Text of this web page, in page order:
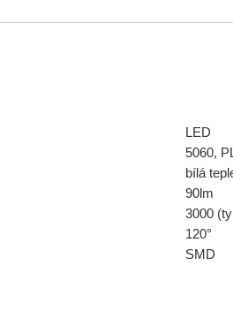
LED
5060,
bílá
90lm
3000
120°
SMD